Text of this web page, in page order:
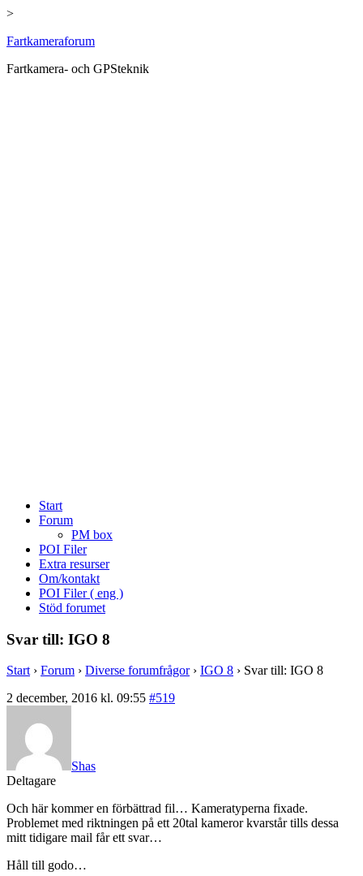
>
Hoppa
innehåll
Fartkameraforum
Fartkamera- och GPSteknik
Start
Forum
PM box
POI Filer
Extra resurser
Om/kontakt
POI Filer ( eng )
Stöd forumet
Svar till: IGO 8
Start › Forum › Diverse forumfrågor › IGO 8 › Svar till: IGO 8
2 december, 2016 kl. 09:55 #519
Shas
Deltagare
Och här kommer en förbättrad fil… Kameratyperna fixade.
Problemet med riktningen på ett 20tal kameror kvarstår tills dessa
mitt tidigare mail får ett svar…
Håll till godo…